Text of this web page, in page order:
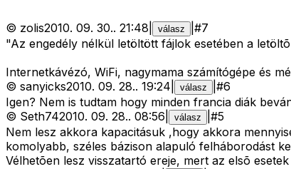
© zolis2010. 09. 30.. 21:48 válasz #7
"Az engedély nélkül letöltött fájlok esetében a
Internetkávézó, WiFi, nagymama számítógépe és
© sanyicks2010. 09. 28.. 19:24 válasz #6
Igen? Nem is tudtam hogy minden francia diák
© Seth742010. 09. 28.. 08:56 válasz #5
Nem lesz akkora kapacitásuk ,hogy akkora
komolyabb, széles bázison alapuló felháborodást
Vélhetõen lesz visszatartó ereje, mert az elsõ